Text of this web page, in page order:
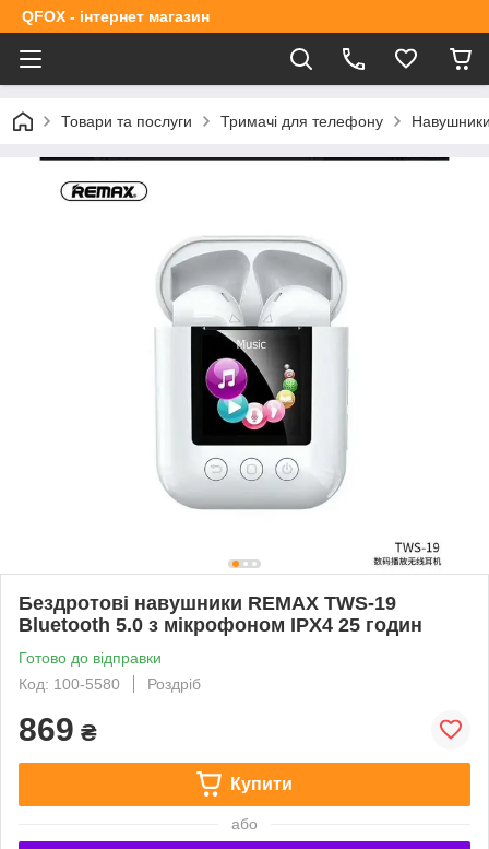
QFOX - інтернет магазин
Товари та послуги Тримачі для телефону
Бездротові навушники REMAX TWS-19
Bluetooth 5.0 з мікрофоном IPX4 25 годин
Готово до відправки
Код: 100-5580
Роздріб
869 ₴
Купити
або